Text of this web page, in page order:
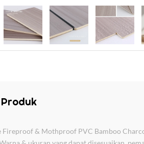
Fireproof & Mothproof PVC Bamboo